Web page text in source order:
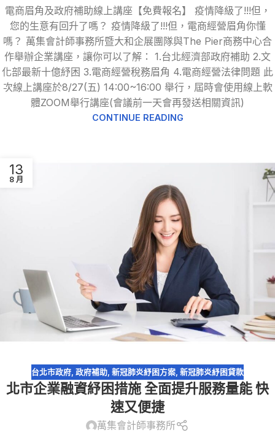
電商眉角及政府補助線上講座【免費報名】 疫情降級了!!!但，
您的生意有回升了嗎？ 疫情降級了!!!但，電商經營眉角你懂
嗎？ 萬集會計師事務所暨大和企展團隊與The Pier商務中心合
作舉辦企業講座，讓你可以了解： 1.台北經濟部政府補助 2.文
化部最新十億紓困 3.電商經營稅務眉角 4.電商經營法律問題 此
次線上講座於8/27(五) 14:00~16:00 舉行，屆時會使用線上軟
體ZOOM舉行講座(會議前一天會再發送相關資訊)
CONTINUE READING
13
8 月
台北市政府 政府補助 新冠肺炎紓困方案 新冠肺炎紓困貸款
北市企業融資紓困措施 全面提升服務量能 快
速又便捷
萬集會計師事務所